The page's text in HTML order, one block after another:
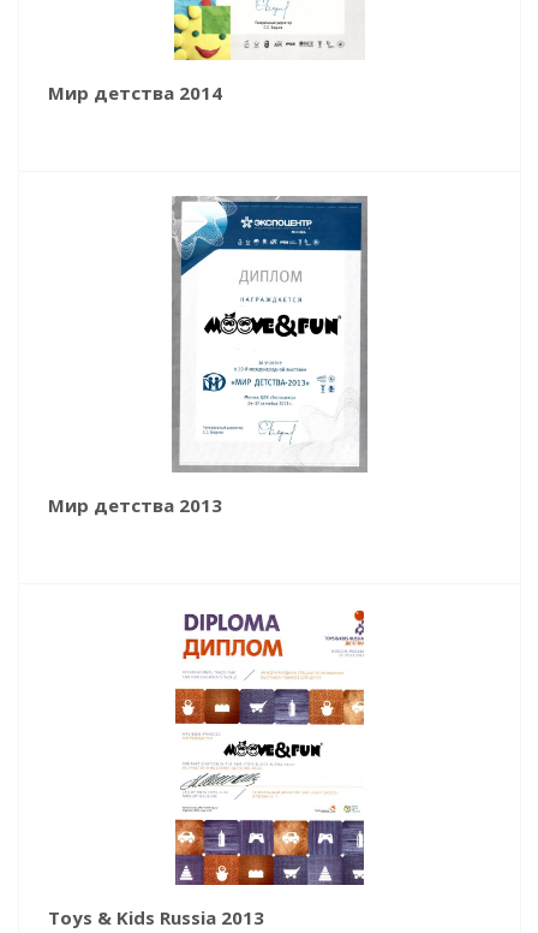
Мир детства 2014
Мир детства 2013
Toys & Kids Russia 2013